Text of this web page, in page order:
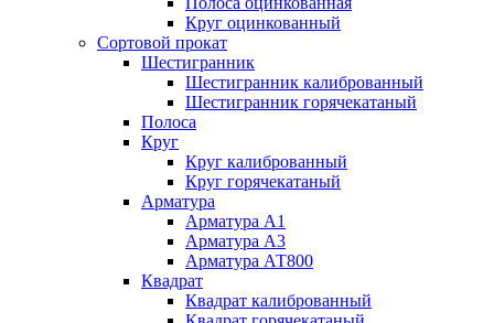
Круг оцинкованный
Сортовой прокат
Шестигранник
Шестигранник калиброванный
Шестигранник горячекатаный
Полоса
Круг
Круг калиброванный
Круг горячекатаный
Арматура
Арматура А1
Арматура А3
Арматура АТ800
Квадрат
Квадрат калиброванный